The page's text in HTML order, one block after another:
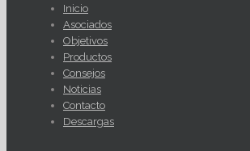
Inicio
Asociados
Objetivos
Productos
Consejos
Noticias
Contacto
Descargas